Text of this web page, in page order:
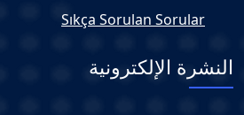
Sıkça Sorulan Sorular
النشرة الإلكترونية